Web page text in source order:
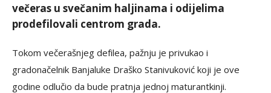
večeras u svečanim haljinama i odijelima
prodefilovali centrom grada.
Tokom večerašnjeg defilea, pažnju je privukao i
gradonačelnik Banjaluke Draško Stanivuković koji je ove
godine odlučio da bude pratnja jednoj maturantkinji.